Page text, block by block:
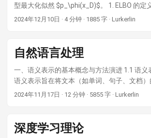
Visual Memory Conditioned Consistent
这要求模型具备对文本剧情的深刻理解和跨图
型最大化似然 $p_\phi(x_D)$。 1. ELBO 的定
标是对数据 $x$ 的分布 $p(x)$ 进行建模，但
2024年12月10日 · 4 分钟 · 1885 字 · Lurkerlin
自然语言处理
一、语义表示的基本概念与方法演进 1.1 语义
语义表示旨在将文本（如单词、句子、文档
器可存储和处理的形式，例如实值向量或经过
2024年11月17日 · 12 分钟 · 5855 字 · Lurkerlin
深度学习理论